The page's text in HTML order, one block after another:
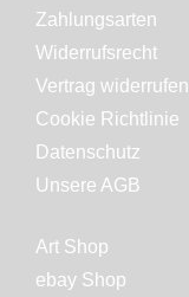
Zahlungsarten
Widerrufsrecht
Vertrag widerrufen
Cookie Richtlinie
Datenschutz
Unsere AGB
Art Shop
ebay Shop